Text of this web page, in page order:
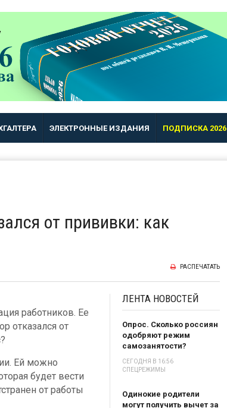
ЭЛЕКТРОННЫЕ ИЗДАНИЯ ПОДПИСКА 2026
от прививки: как
РАСПЕЧАТАТЬ
работников. Ее
отказался от
Ей можно
будет вести
от работы
ЛЕНТА НОВОСТЕЙ
Опрос. Сколько россиян
одобряют режим
самозанятости?
СЕГОДНЯ В 16:56
СПЕЦРЕЖИМЫ
Одинокие родители
могут получить вычет за